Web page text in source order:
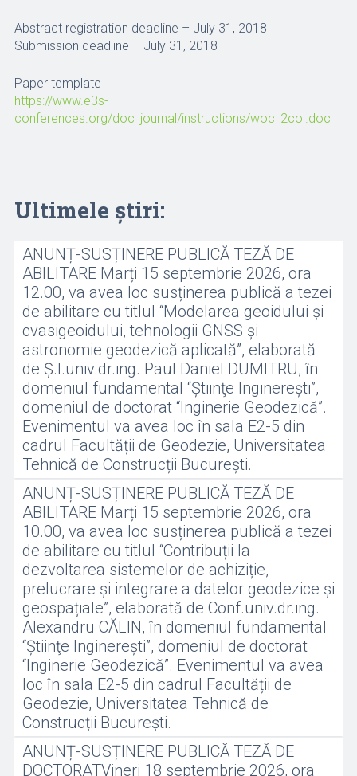
Abstract registration deadline – July 31, 2018
Submission deadline – July 31, 2018
Paper template
https://www.e3s-
conferences.org/doc_journal/instructions/woc_2col.doc
Ultimele știri:
ANUNȚ-SUSȚINERE PUBLICĂ TEZĂ DE
ABILITARE Marți 15 septembrie 2026, ora
12.00, va avea loc susținerea publică a tezei
de abilitare cu titlul “Modelarea geoidului și
cvasigeoidului, tehnologii GNSS și
astronomie geodezică aplicată”, elaborată
de Ș.l.univ.dr.ing. Paul Daniel DUMITRU, în
domeniul fundamental “Ştiinţe Inginereşti”,
domeniul de doctorat “Inginerie Geodezică”.
Evenimentul va avea loc în sala E2-5 din
cadrul Facultății de Geodezie, Universitatea
Tehnică de Construcții București.
ANUNȚ-SUSȚINERE PUBLICĂ TEZĂ DE
ABILITARE Marți 15 septembrie 2026, ora
10.00, va avea loc susținerea publică a tezei
de abilitare cu titlul “Contribuții la
dezvoltarea sistemelor de achiziție,
prelucrare și integrare a datelor geodezice și
geospațiale”, elaborată de Conf.univ.dr.ing.
Alexandru CĂLIN, în domeniul fundamental
“Ştiinţe Inginereşti”, domeniul de doctorat
“Inginerie Geodezică”. Evenimentul va avea
loc în sala E2-5 din cadrul Facultății de
Geodezie, Universitatea Tehnică de
Construcții București.
ANUNȚ-SUSȚINERE PUBLICĂ TEZĂ DE
DOCTORATVineri 18 septembrie 2026, ora